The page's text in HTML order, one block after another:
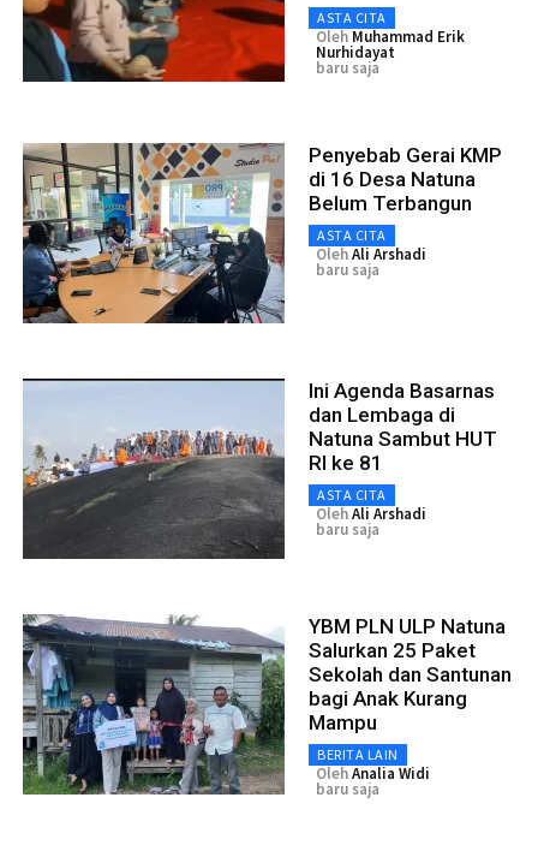
ASTA CITA
Oleh Muhammad Erik
Nurhidayat
baru saja
Penyebab Gerai KMP
di 16 Desa Natuna
Belum Terbangun
ASTA CITA
OlehAli Arshadi
baru saja
Ini Agenda Basarnas
dan Lembaga di
Natuna Sambut HUT
RI ke 81
ASTA CITA
OlehAli Arshadi
baru saja
YBM PLN ULP Natuna
Salurkan 25 Paket
Sekolah dan Santunan
bagi Anak Kurang
Mampu
BERITA LAIN
OlehAnalia Widi
baru saja